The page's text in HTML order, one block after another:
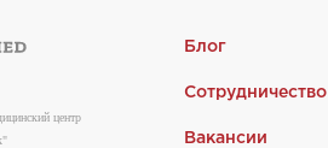
центр
Блог
Сотрудничество
Вакансии